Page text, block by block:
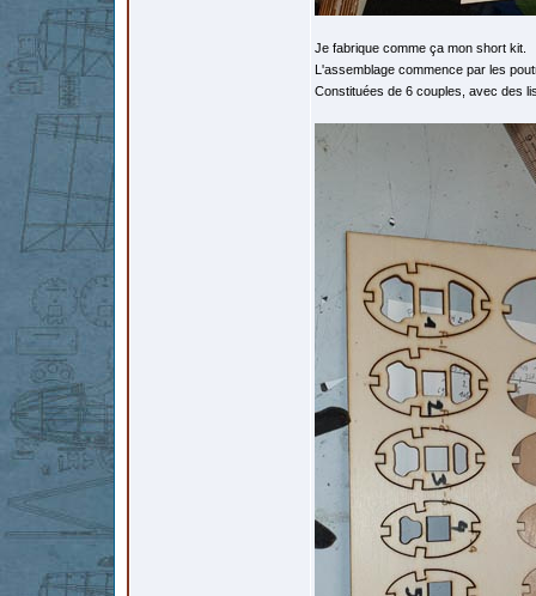
Je fabrique comme ça mon short kit.
L'assemblage commence par les
Constituées de 6 couples, avec des